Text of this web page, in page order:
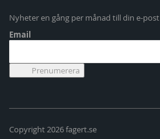
Nyheter en gång per månad till din e-post
Email
Copyright 2026 fagert.se